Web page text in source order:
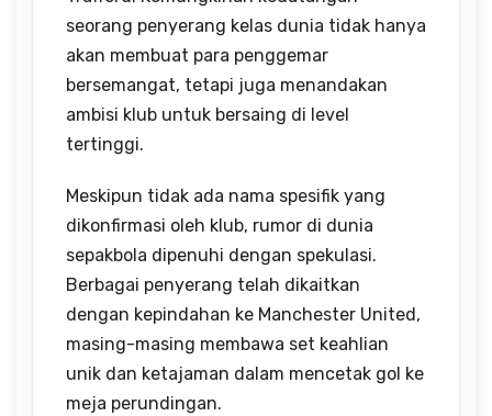
seorang penyerang kelas dunia tidak hanya
akan membuat para penggemar
bersemangat, tetapi juga menandakan
ambisi klub untuk bersaing di level
tertinggi.
Meskipun tidak ada nama spesifik yang
dikonfirmasi oleh klub, rumor di dunia
sepakbola dipenuhi dengan spekulasi.
Berbagai penyerang telah dikaitkan
dengan kepindahan ke Manchester United,
masing-masing membawa set keahlian
unik dan ketajaman dalam mencetak gol ke
meja perundingan.